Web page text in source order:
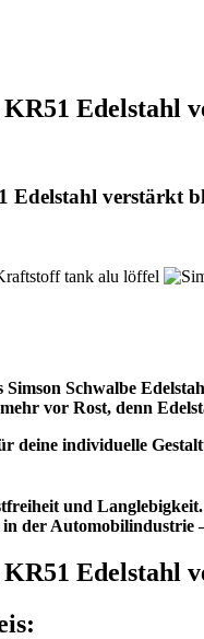
KR51 Edelstahl
Edelstahl verstärkt
Simson Schwalbe
vor Rost, denn
deine individuelle
und
der
KR51 Edelstahl